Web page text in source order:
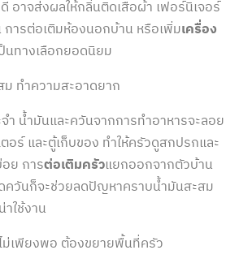
อาจส่งผลให้กลิ่นติดเสื้อผ้า เฟอร์นิเจอร์
ารต่อเติมห้องนอกบ้าน หรือเพิ่มเครื่อง
นทางเลือกยอดนิยม
ทำความสะอาดยาก
ำ น้ำมันและควันจากการทำอาหารจะลอย
อร์ และตู้เก็บของ ทำให้ครัวดูสกปรกและ
ย การต่อเติมครัวแยกออกจากตัวบ้าน
ควันก็จะช่วยลดปัญหาคราบน้ำมันสะสม
ใช้งาน
ม่เพียงพอ ต้องขยายพื้นที่ครัว